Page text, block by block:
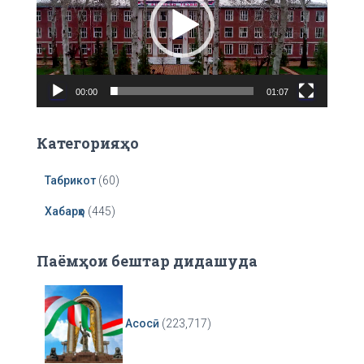
e
o
P
l
a
00:00 01:07
Категорияҳо
Табрикот (60)
Хабарҳо (445)
Паёмҳои бештар дидашуда
Асосӣ (223,717)